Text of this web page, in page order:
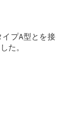
イプA型とを接
た。